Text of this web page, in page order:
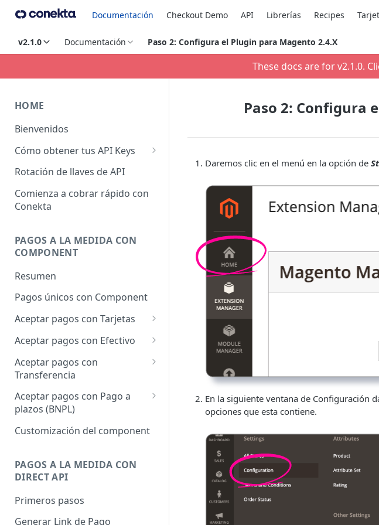
Documentación Checkout Demo API Librerías Recipes
v2.1.0 Documentación Paso 2: Configura el Plugin para Magento 2.4.X
These docs are for v2.1.0.
HOME
Bienvenidos
Cómo obtener tus API Keys
API Keys Producción
API Keys Pruebas
API Keys otros Negocios
Rotación de llaves de API
Comienza a cobrar rápido con
Conekta
PAGOS A LA MEDIDA CON
COMPONENT
Resumen
Pagos únicos con Component
Aceptar pagos con Tarjetas
Cargo único
Cargo a Meses Sin Intereses
Cargo bajo demanda
Aceptar pagos con Efectivo
Cargo único
Aceptar pagos con
Transferencia
Cargo único
Aceptar pagos con Pago a
plazos (BNPL)
Cargo único
Customización del component
PAGOS A LA MEDIDA CON
DIRECT API
Primeros pasos
Generar Link de Pago
Paso 2: Configura
Daremos clic en el menú en la opción de
En la siguiente ventana de Configuración
opciones que esta contiene.